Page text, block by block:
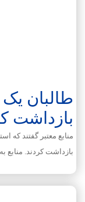
طالبان یک
بازداشت
منابع معتبر گفتند که
بازداشت کردند. منابع